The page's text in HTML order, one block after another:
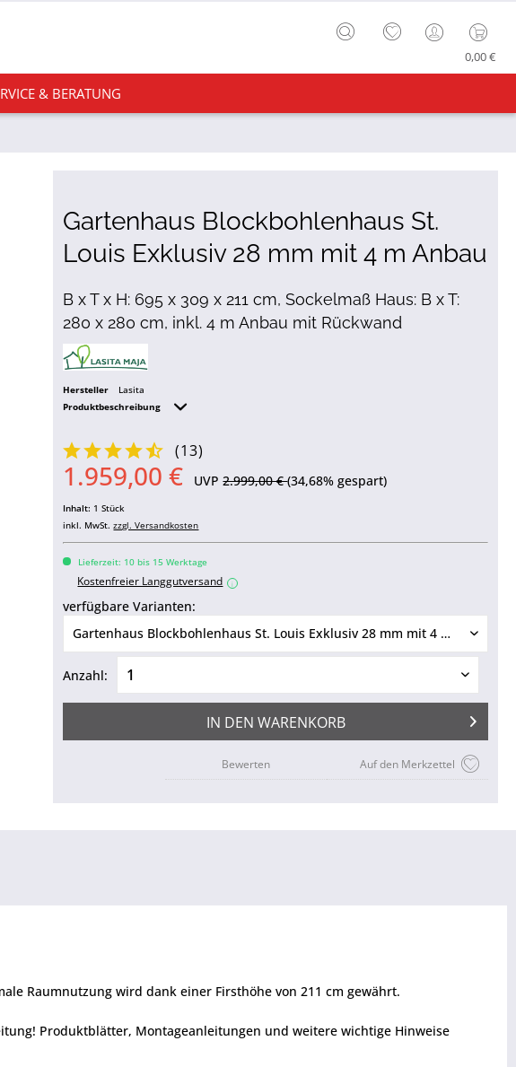
0,00 €
& BERATUNG
Gartenhaus Blockbohlenhaus St.
Louis Exklusiv 28 mm mit 4 m Anbau
B x T x H: 695 x 309 x 211 cm, Sockelmaß Haus: B x T:
280 x 280 cm, inkl. 4 m Anbau mit Rückwand
Hersteller
Lasita
Produktbeschreibung
(13)
1.959,00 € UVP2.999,00 €(34,68% gespart)
Inhalt: 1 Stück
inkl. MwSt.zzgl. Versandkosten
Lieferzeit: 10 bis 15 Werktage
Kostenfreier Langgutversand i
verfügbare Varianten:
Anzahl:
IN DEN WARENKORB
Auf den Merkzettel
Bewerten
Raumnutzung wird dank einer Firsthöhe von 211 cm gewährt.
Produktblätter, Montageanleitungen und weitere wichtige Hinweise